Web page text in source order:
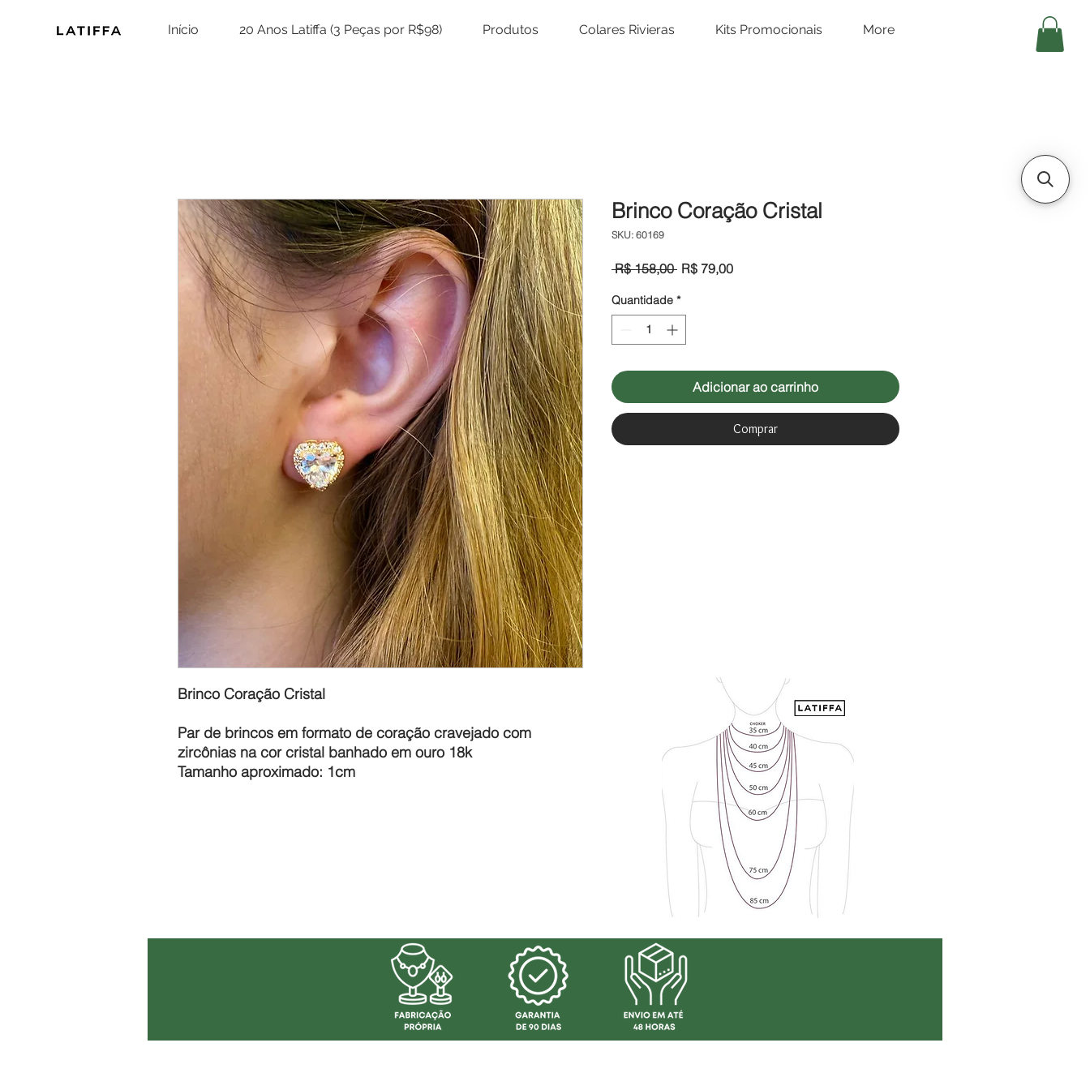
Início 20 Anos Latiffa (3 Peças por R$98) Produtos Colares Rivieras Kits Promocionais More
Brinco Coração Cristal
Par de brincos em formato de coração cravejado com
zircônias na cor cristal banhado em ouro 18k
Tamanho aproximado: 1cm
Brinco Coração Cristal
SKU: 60169
R$ 158,00 Preço
R$ 79,00Preço
Quantidade *
Adicionar ao carrinho
Comprar